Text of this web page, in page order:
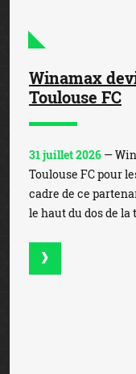
Winamax
Toulouse FC
31 juillet 2026 —
Toulouse FC pour
cadre de ce
le haut du dos de